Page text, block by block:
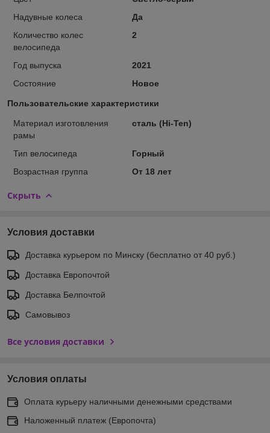
Надувные колеса
Да
Количество колес
велосипеда
2
Год выпуска
2021
Состояние
Новое
Пользовательские характеристики
Материал изготовления
рамы
сталь (Hi-Ten)
Тип велосипеда
Горный
Возрастная группа
От 18 лет
Скрыть
Условия доставки
Доставка курьером по Минску (бесплатно от 40 руб.)
Доставка Европочтой
Доставка Белпочтой
Самовывоз
Все условия доставки
Условия оплаты
Оплата курьеру наличными денежными средствами
Наложенный платеж (Европочта)